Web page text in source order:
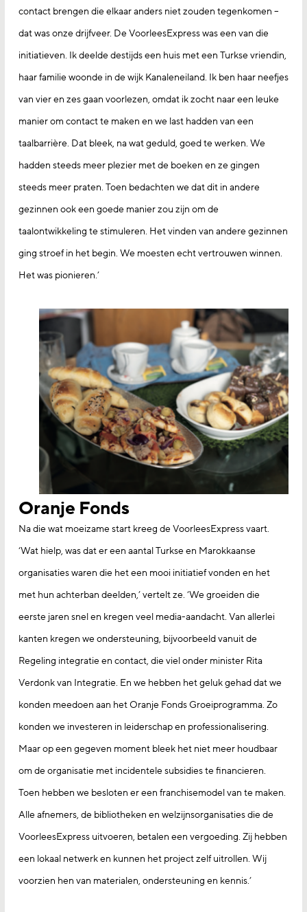
contact brengen die elkaar anders niet zouden tegenkomen –
dat was onze drijfveer. De VoorleesExpress was een van die
initiatieven. Ik deelde destijds een huis met een Turkse vriendin,
haar familie woonde in de wijk Kanaleneiland. Ik ben haar neefjes
van vier en zes gaan voorlezen, omdat ik zocht naar een leuke
manier om contact te maken en we last hadden van een
taalbarrière. Dat bleek, na wat geduld, goed te werken. We
hadden steeds meer plezier met de boeken en ze gingen
steeds meer praten. Toen bedachten we dat dit in andere
gezinnen ook een goede manier zou zijn om de
taalontwikkeling te stimuleren. Het vinden van andere gezinnen
ging stroef in het begin. We moesten echt vertrouwen winnen.
Het was pionieren.’
Oranje Fonds
Na die wat moeizame start kreeg de VoorleesExpress vaart.
‘Wat hielp, was dat er een aantal Turkse en Marokkaanse
organisaties waren die het een mooi initiatief vonden en het
met hun achterban deelden,’ vertelt ze. ‘We groeiden die
eerste jaren snel en kregen veel media-aandacht. Van allerlei
kanten kregen we ondersteuning, bijvoorbeeld vanuit de
Regeling integratie en contact, die viel onder minister Rita
Verdonk van Integratie. En we hebben het geluk gehad dat we
konden meedoen aan het Oranje Fonds Groeiprogramma. Zo
konden we investeren in leiderschap en professionalisering.
Maar op een gegeven moment bleek het niet meer houdbaar
om de organisatie met incidentele subsidies te financieren.
Toen hebben we besloten er een franchisemodel van te maken.
Alle afnemers, de bibliotheken en welzijnsorganisaties die de
VoorleesExpress uitvoeren, betalen een vergoeding. Zij hebben
een lokaal netwerk en kunnen het project zelf uitrollen. Wij
voorzien hen van materialen, ondersteuning en kennis.’